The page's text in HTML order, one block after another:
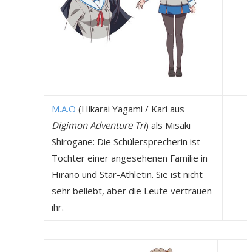
M.A.O (Hikarai Yagami / Kari aus
Digimon Adventure Tri) als Misaki
Shirogane: Die Schülersprecherin ist
Tochter einer angesehenen Familie in
Hirano und Star-Athletin. Sie ist nicht
sehr beliebt, aber die Leute vertrauen
ihr.